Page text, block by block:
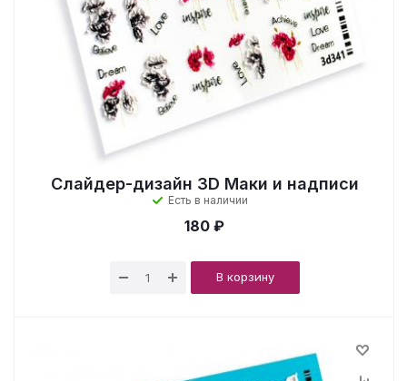
Слайдер-дизайн 3D Маки и надписи
Есть в наличии
180 ₽
В корзину